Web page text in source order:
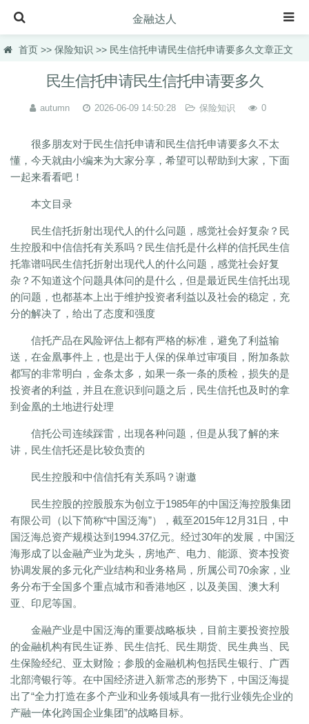
金融达人
首页
保险知识
虚拟币快讯
理财百科
理财品种
理财产品
汽车百科
首页 >> 保险知识 >> 民生信托申请民生信托申请要多久文章正文
民生信托申请民生信托申请要多久
autumn 2026-06-09 14:50:28 保险知识 0
很多朋友对于民生信托申请和民生信托申请要多久不太
懂，今天就由小编来为大家分享，希望可以帮助到大家，下面
一起来看看吧！
本文目录
民生信托折射出现代人的什么问题，感觉社会好复杂？民
生控股和中信信托有关系吗？民生信托是什么样的信托民生信
托靠谱吗民生信托折射出现代人的什么问题，感觉社会好复
杂？不知道这个问题具体问的是什么，但是最近民生信托出现
的问题，也都基本上出于维护投资者利益以及社会的稳定，充
分的解决了，给出了态度和强度
信托产品在风险评估上都有严格的标准，避免了利益输
送，在金凰事件上，也是出于人保的保单过审项目，附加条款
都写的非常明白，金条太多，如果一条一条的质检，损失的是
投资者的利益，并且在意识到问题之后，民生信托也及时的拿
到金凰的土地进行处理
信托公司连续踩雷，出现各种问题，但是从我了解的来
讲，民生信托还是比较负责的
民生控股和中信信托有关系吗？谢邀
民生控股的控股股东为创立于1985年的中国泛海控股集团
有限公司（以下简称“中国泛海”），截至2015年12月31日，中
国泛海总资产规模达到1994.37亿元。经过30年的发展，中国泛
海形成了以金融产业为龙头，房地产、电力、能源、资本投资
协调发展的多元化产业结构和业务格局，所属公司70余家，业
务分布于全国多个重点城市和香港地区，以及美国、澳大利
亚、印尼等国。
金融产业是中国泛海的重要战略板块，目前主要投资控股
的金融机构有民生证券、民生信托、民生期货、民生典当、民
生保险经纪、亚太财险；参股的金融机构包括民生银行、广西
北部湾银行等。在中国经济进入新常态的形势下，中国泛海提
出了“全力打造在多个产业和业务领域具有一批行业领先企业的
产融一体化跨国企业集团”的战略目标。